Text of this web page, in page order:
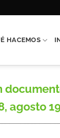
HACEMOS
agosto